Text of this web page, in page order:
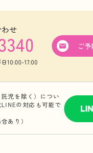
せ
10:00-17:00
ご
児を除く）につい
の対応も可能で
あり）